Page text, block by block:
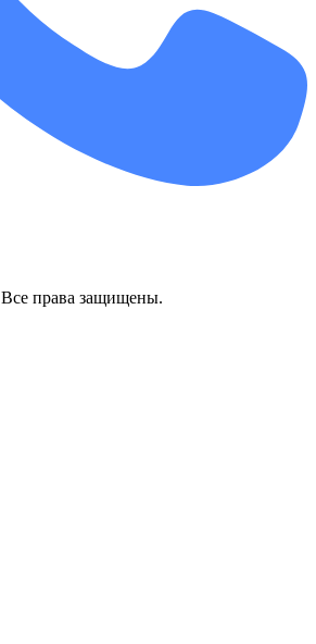
Все права защищены.